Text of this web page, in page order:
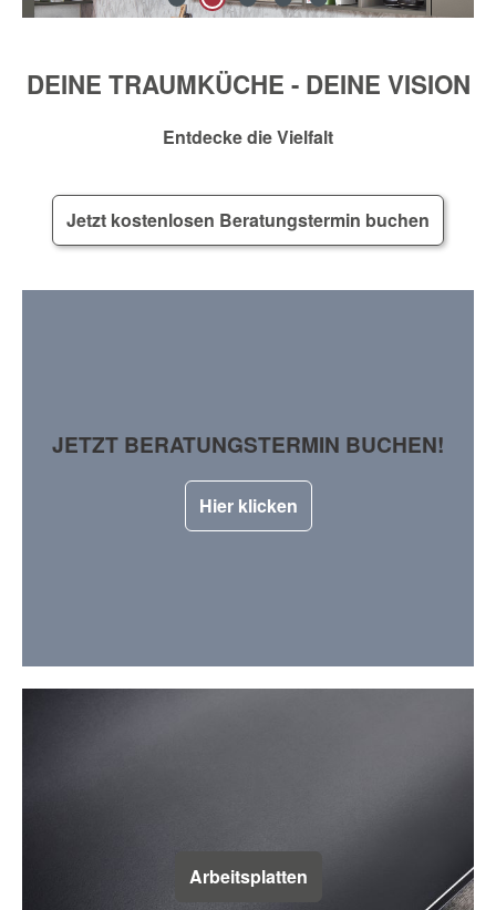
DEINE TRAUMKÜCHE - DEINE VISION
Entdecke die Vielfalt
Jetzt kostenlosen Beratungstermin buchen
JETZT BERATUNGSTERMIN BUCHEN!
Hier klicken
Arbeitsplatten